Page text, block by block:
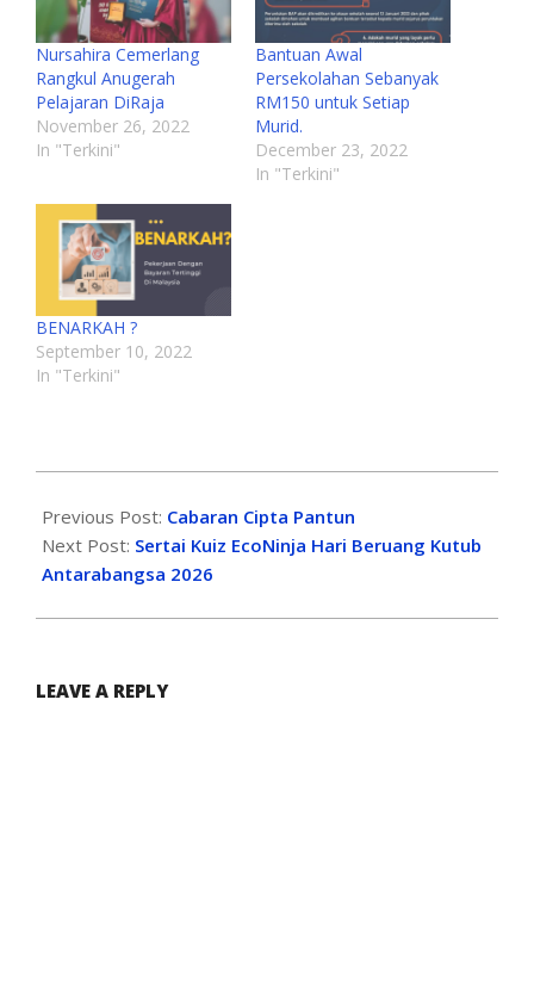
Nursahira Cemerlang
Rangkul Anugerah
Pelajaran DiRaja
November 26, 2022
In "Terkini"
Bantuan Awal
Persekolahan Sebanyak
RM150 untuk Setiap
Murid.
December 23, 2022
In "Terkini"
BENARKAH ?
September 10, 2022
In "Terkini"
Previous Post: Cabaran Cipta Pantun
Next Post: Sertai Kuiz EcoNinja Hari Beruang Kutub
Antarabangsa 2026
LEAVE A REPLY